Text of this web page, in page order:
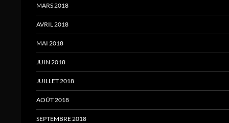
MARS 2018
AVRIL 2018
MAI 2018
JUIN 2018
JUILLET 2018
AOÛT 2018
SEPTEMBRE 2018